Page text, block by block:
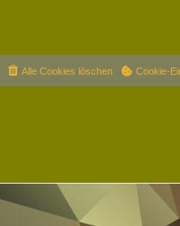
Cookie-
Alle Cookies löschen